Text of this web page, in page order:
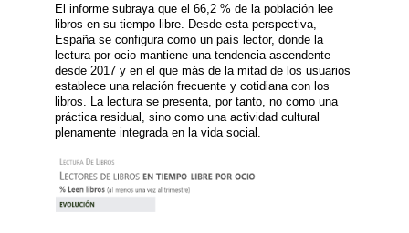
El informe subraya que el 66,2 % de la población lee
libros en su tiempo libre. Desde esta perspectiva,
España se configura como un país lector, donde la
lectura por ocio mantiene una tendencia ascendente
desde 2017 y en el que más de la mitad de los usuarios
establece una relación frecuente y cotidiana con los
libros. La lectura se presenta, por tanto, no como una
práctica residual, sino como una actividad cultural
plenamente integrada en la vida social.